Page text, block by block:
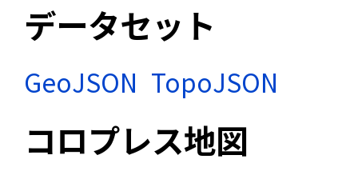
データセット
GeoJSON TopoJSON
コロプレス地図